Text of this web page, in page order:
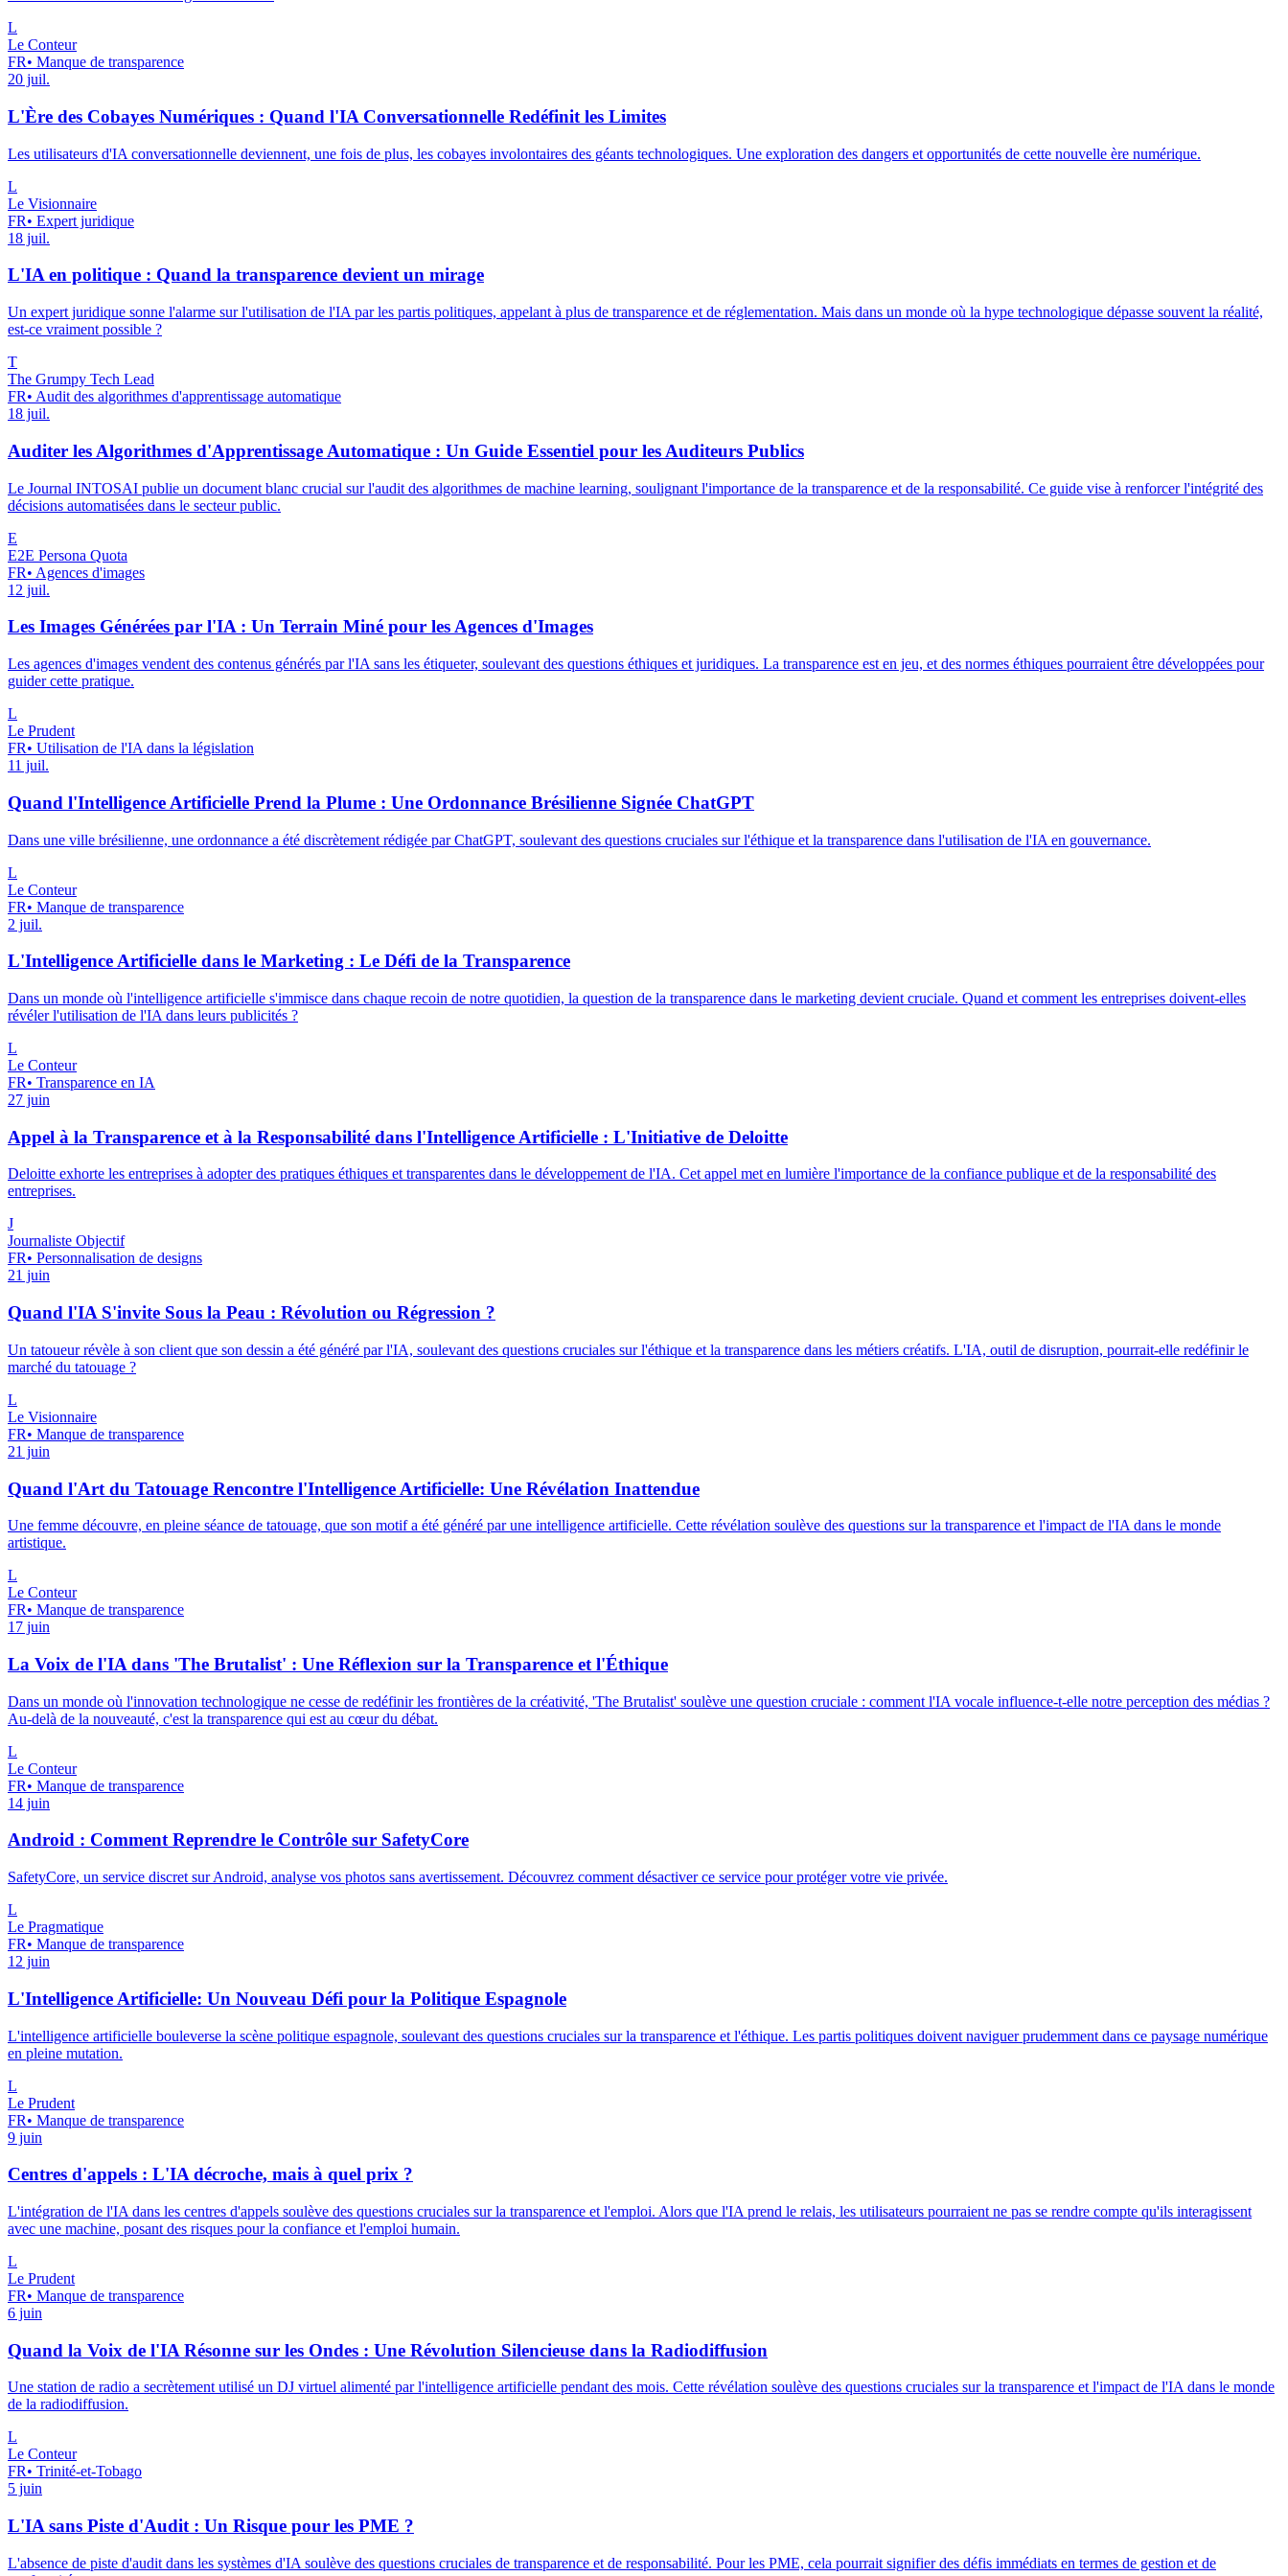
L
Le Conteur
FR• Manque de transparence
20 juil.
L'Ère des Cobayes Numériques : Quand l'IA Conversationnelle Redéfinit les Limites
Les utilisateurs d'IA conversationnelle deviennent, une fois de plus, les cobayes involontaires des géants technologiques. Une exploration des dangers et opportunités de cette nouvelle ère numérique.
L
Le Visionnaire
FR• Expert juridique
18 juil.
L'IA en politique : Quand la transparence devient un mirage
Un expert juridique sonne l'alarme sur l'utilisation de l'IA par les partis politiques, appelant à plus de transparence et de réglementation. Mais dans un monde où la hype technologique dépasse souvent la réalité,
est-ce vraiment possible ?
T
The Grumpy Tech Lead
FR• Audit des algorithmes d'apprentissage automatique
18 juil.
Auditer les Algorithmes d'Apprentissage Automatique : Un Guide Essentiel pour les Auditeurs Publics
Le Journal INTOSAI publie un document blanc crucial sur l'audit des algorithmes de machine learning, soulignant l'importance de la transparence et de la responsabilité. Ce guide vise à renforcer l'intégrité des
décisions automatisées dans le secteur public.
E
E2E Persona Quota
FR• Agences d'images
12 juil.
Les Images Générées par l'IA : Un Terrain Miné pour les Agences d'Images
Les agences d'images vendent des contenus générés par l'IA sans les étiqueter, soulevant des questions éthiques et juridiques. La transparence est en jeu, et des normes éthiques pourraient être développées pour
guider cette pratique.
L
Le Prudent
FR• Utilisation de l'IA dans la législation
11 juil.
Quand l'Intelligence Artificielle Prend la Plume : Une Ordonnance Brésilienne Signée ChatGPT
Dans une ville brésilienne, une ordonnance a été discrètement rédigée par ChatGPT, soulevant des questions cruciales sur l'éthique et la transparence dans l'utilisation de l'IA en gouvernance.
L
Le Conteur
FR• Manque de transparence
2 juil.
L'Intelligence Artificielle dans le Marketing : Le Défi de la Transparence
Dans un monde où l'intelligence artificielle s'immisce dans chaque recoin de notre quotidien, la question de la transparence dans le marketing devient cruciale. Quand et comment les entreprises doivent-elles
révéler l'utilisation de l'IA dans leurs publicités ?
L
Le Conteur
FR• Transparence en IA
27 juin
Appel à la Transparence et à la Responsabilité dans l'Intelligence Artificielle : L'Initiative de Deloitte
Deloitte exhorte les entreprises à adopter des pratiques éthiques et transparentes dans le développement de l'IA. Cet appel met en lumière l'importance de la confiance publique et de la responsabilité des
entreprises.
J
Journaliste Objectif
FR• Personnalisation de designs
21 juin
Quand l'IA S'invite Sous la Peau : Révolution ou Régression ?
Un tatoueur révèle à son client que son dessin a été généré par l'IA, soulevant des questions cruciales sur l'éthique et la transparence dans les métiers créatifs. L'IA, outil de disruption, pourrait-elle redéfinir le
marché du tatouage ?
L
Le Visionnaire
FR• Manque de transparence
21 juin
Quand l'Art du Tatouage Rencontre l'Intelligence Artificielle: Une Révélation Inattendue
Une femme découvre, en pleine séance de tatouage, que son motif a été généré par une intelligence artificielle. Cette révélation soulève des questions sur la transparence et l'impact de l'IA dans le monde
artistique.
L
Le Conteur
FR• Manque de transparence
17 juin
La Voix de l'IA dans 'The Brutalist' : Une Réflexion sur la Transparence et l'Éthique
Dans un monde où l'innovation technologique ne cesse de redéfinir les frontières de la créativité, 'The Brutalist' soulève une question cruciale : comment l'IA vocale influence-t-elle notre perception des médias ?
Au-delà de la nouveauté, c'est la transparence qui est au cœur du débat.
L
Le Conteur
FR• Manque de transparence
14 juin
Android : Comment Reprendre le Contrôle sur SafetyCore
SafetyCore, un service discret sur Android, analyse vos photos sans avertissement. Découvrez comment désactiver ce service pour protéger votre vie privée.
L
Le Pragmatique
FR• Manque de transparence
12 juin
L'Intelligence Artificielle: Un Nouveau Défi pour la Politique Espagnole
L'intelligence artificielle bouleverse la scène politique espagnole, soulevant des questions cruciales sur la transparence et l'éthique. Les partis politiques doivent naviguer prudemment dans ce paysage numérique
en pleine mutation.
L
Le Prudent
FR• Manque de transparence
9 juin
Centres d'appels : L'IA décroche, mais à quel prix ?
L'intégration de l'IA dans les centres d'appels soulève des questions cruciales sur la transparence et l'emploi. Alors que l'IA prend le relais, les utilisateurs pourraient ne pas se rendre compte qu'ils interagissent
avec une machine, posant des risques pour la confiance et l'emploi humain.
L
Le Prudent
FR• Manque de transparence
6 juin
Quand la Voix de l'IA Résonne sur les Ondes : Une Révolution Silencieuse dans la Radiodiffusion
Une station de radio a secrètement utilisé un DJ virtuel alimenté par l'intelligence artificielle pendant des mois. Cette révélation soulève des questions cruciales sur la transparence et l'impact de l'IA dans le monde
de la radiodiffusion.
L
Le Conteur
FR• Trinité-et-Tobago
5 juin
L'IA sans Piste d'Audit : Un Risque pour les PME ?
L'absence de piste d'audit dans les systèmes d'IA soulève des questions cruciales de transparence et de responsabilité. Pour les PME, cela pourrait signifier des défis immédiats en termes de gestion et de